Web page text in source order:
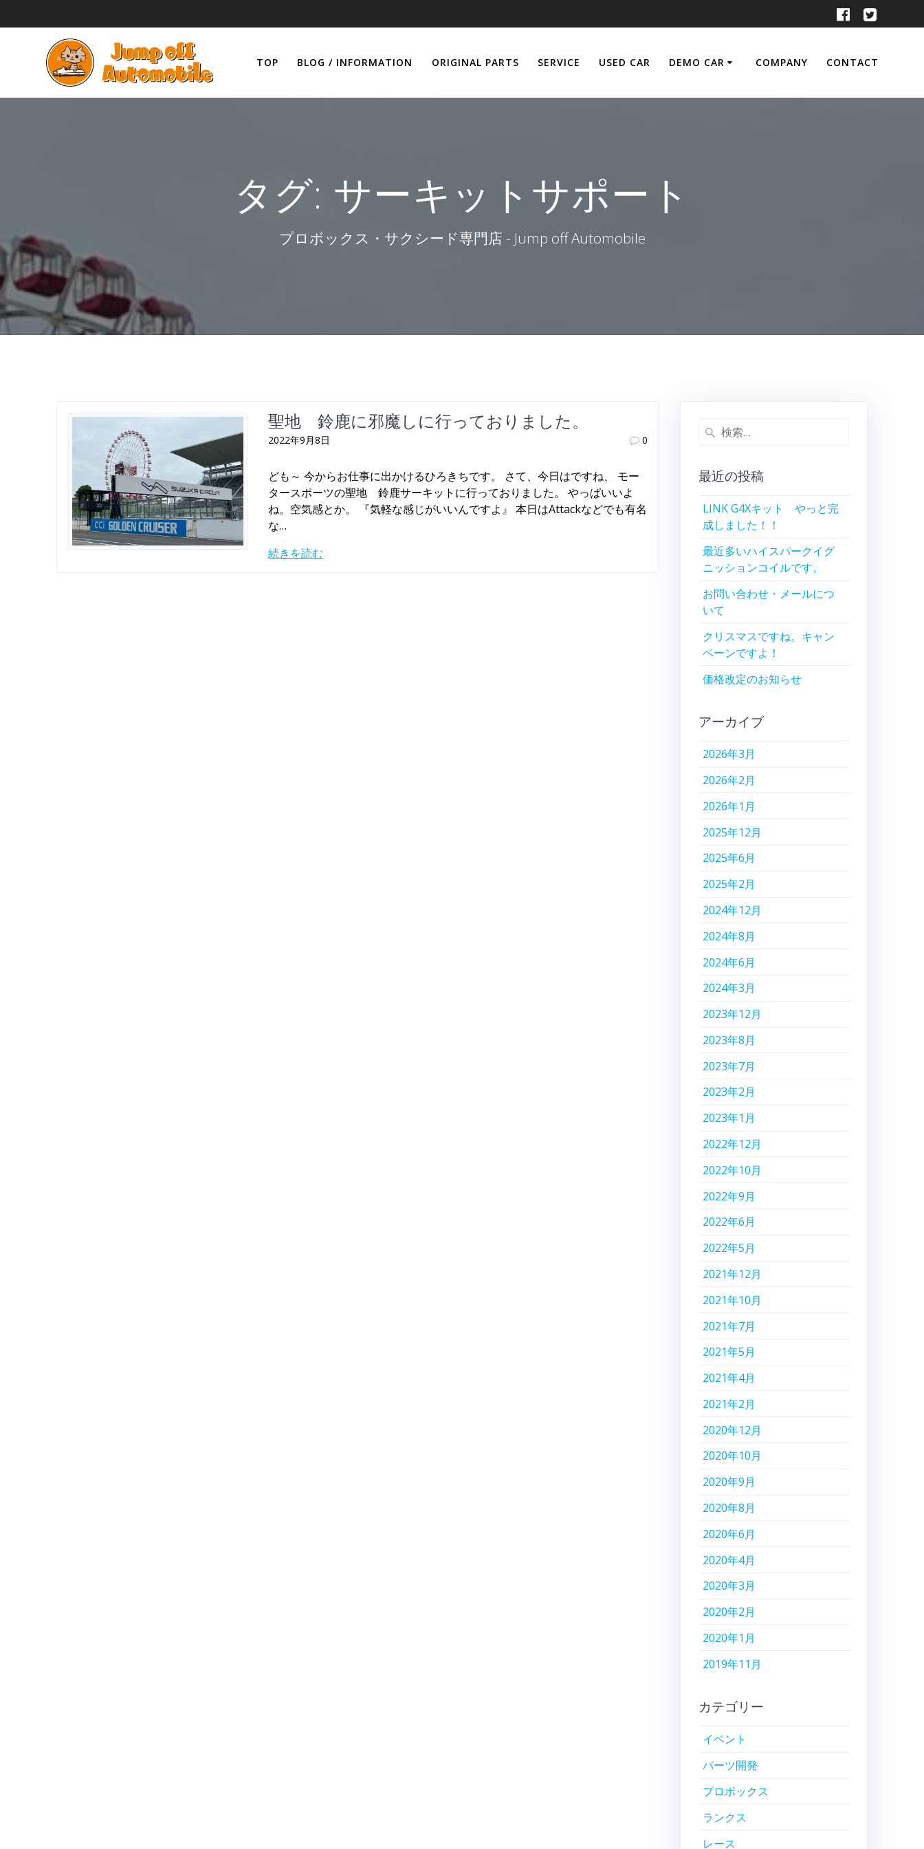
ン
TOP BLOG / INFORMATION ORIGINAL PARTS SERVICE USED CAR DEMO CAR COMPANY CONTACT
タグ: サーキットサポート
プロボックス・サクシード専門店 - Jump off Automobile
聖地 鈴鹿に邪魔しに行っておりました。
2022年9月8日 0
ども～ 今からお仕事に出かけるひろきちです。 さて、今日はですね、 モー
タースポーツの聖地 鈴鹿サーキットに行っておりました。 やっぱいいよ
ね。空気感とか。 『気軽な感じがいいんですよ』 本日はAttackなどでも有名
な…
続きを読む
検
最近の投稿
LINK G4Xキット やっと完
成しました！！
最近多いハイスパークイグ
ニッションコイルです。
お問い合わせ・メールにつ
いて
クリスマスですね。キャン
ペーンですよ！
価格改定のお知らせ
アーカイブ
2026年3月
2026年2月
2026年1月
2025年12月
2025年6月
2025年2月
2024年12月
2024年8月
2024年6月
2024年3月
2023年12月
2023年8月
2023年7月
2023年2月
2023年1月
2022年12月
2022年10月
2022年9月
2022年6月
2022年5月
2021年12月
2021年10月
2021年7月
2021年5月
2021年4月
2021年2月
2020年12月
2020年10月
2020年9月
2020年8月
2020年6月
2020年4月
2020年3月
2020年2月
2020年1月
2019年11月
カテゴリー
イベント
パーツ開発
プロボックス
ランクス
レース